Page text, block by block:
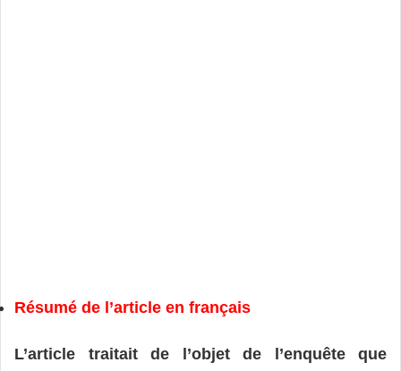
Résumé de l’article en français
L’article traitait de l’objet de l’enquête que